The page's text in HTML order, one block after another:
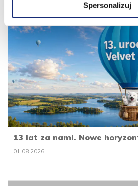
Spersonalizuj
13 lat za nami. Nowe
01.08.2026